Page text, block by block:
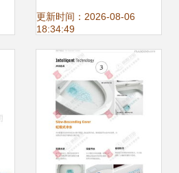
卫浴1250型号的质
优价廉之选
更新时间：2026-08-06
18:34:49